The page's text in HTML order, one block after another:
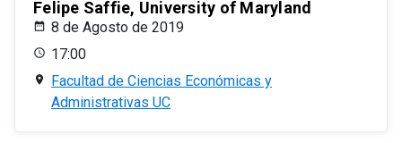
Felipe Saffie, University of Maryland
8 de Agosto de 2019
17:00
Facultad de Ciencias Económicas y
Administrativas UC